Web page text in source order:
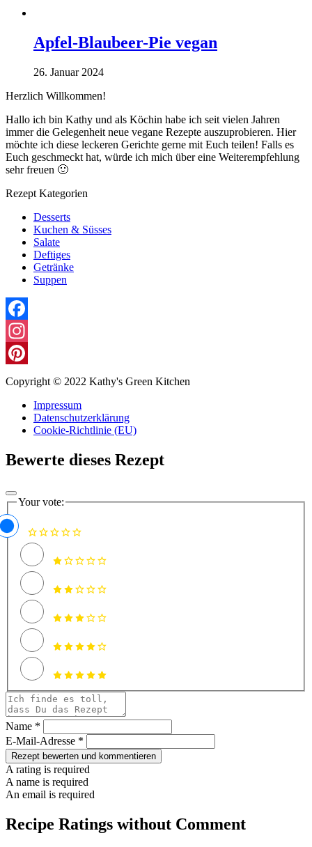
Apfel-Blaubeer-Pie vegan
26. Januar 2024
Herzlich Willkommen!
Hallo ich bin Kathy und als Köchin habe ich seit vielen Jahren
immer die Gelegenheit neue vegane Rezepte auszuprobieren. Hier
möchte ich diese leckeren Gerichte gerne mit Euch teilen! Falls es
Euch geschmeckt hat, würde ich mich über eine Weiterempfehlung
sehr freuen 🙂
Rezept Kategorien
Desserts
Kuchen & Süsses
Salate
Deftiges
Getränke
Suppen
Facebook
Instagram
Pinterest
Copyright © 2022 Kathy's Green Kitchen
Impressum
Datenschutzerklärung
Cookie-Richtlinie (EU)
Bewerte dieses Rezept
Your vote:
Name *
E-Mail-Adresse *
Rezept bewerten und kommentieren
A rating is required
A name is required
An email is required
Recipe Ratings without Comment